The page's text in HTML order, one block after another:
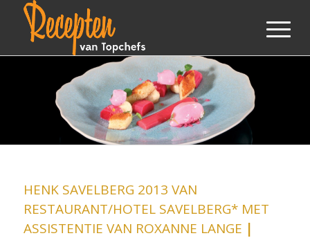
HENK SAVELBERG 2013 VAN
RESTAURANT/HOTEL SAVELBERG* MET
ASSISTENTIE VAN ROXANNE LANGE |